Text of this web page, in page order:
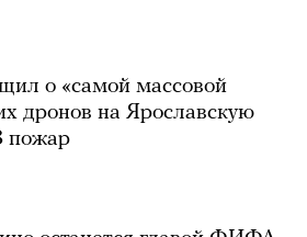
о «самой массовой
дронов на Ярославскую
пожар